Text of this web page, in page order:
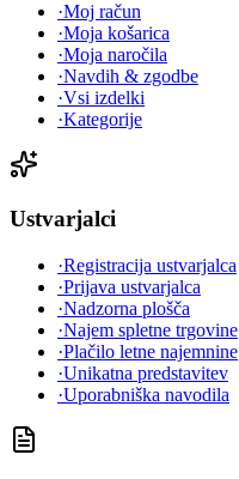
·Moj račun
·Moja košarica
·Moja naročila
·Navdih & zgodbe
·Vsi izdelki
·Kategorije
Ustvarjalci
·Registracija ustvarjalca
·Prijava ustvarjalca
·Nadzorna plošča
·Najem spletne trgovine
·Plačilo letne najemnine
·Unikatna predstavitev
·Uporabniška navodila